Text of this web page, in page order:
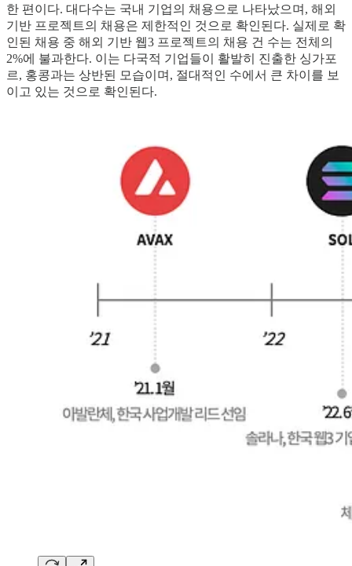
한 편이다. 대다수는 국내 기업의 채용으로 나타났으며, 해외
기반 프로젝트의 채용은 제한적인 것으로 확인된다. 실제로 확
인된 채용 중 해외 기반 웹3 프로젝트의 채용 건 수는 전체의
2%에 불과한다. 이는 다국적 기업들이 활발히 진출한 싱가포
르, 홍콩과는 상반된 모습이며, 절대적인 수에서 큰 차이를 보
이고 있는 것으로 확인된다.